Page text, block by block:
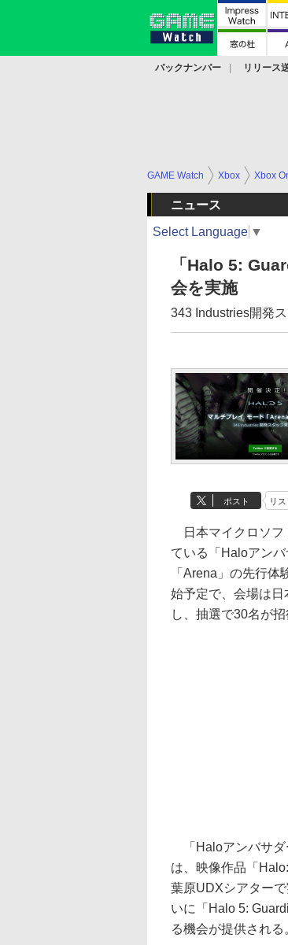
バックナンバー リリース
GAME Watch Xbox Xbox
ニュース
Select Language ▼
「Halo 5:
会を実施
343 Industries開発
ポスト リス
日本マイクロソフ
ている「Haloアン
「Arena」の先行
始予定で、会場は
し、抽選で30名が
「Haloアンバサダ
は、映像作品「
葉原UDXシアター
いに「Halo 5:
る機会が提供される